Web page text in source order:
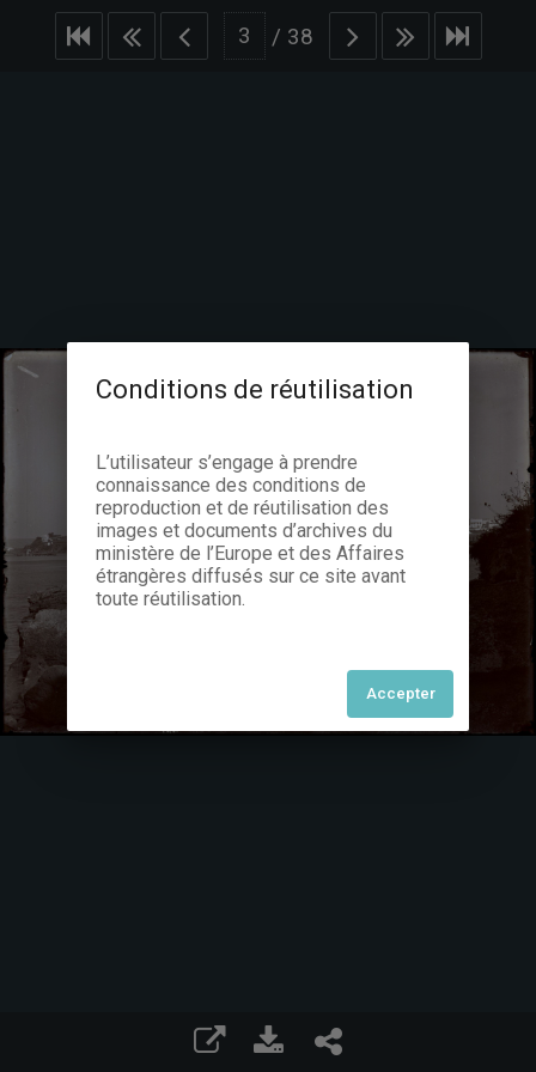
/ 38
Conditions de réutilisation
L’utilisateur s’engage à prendre
connaissance des conditions de
reproduction et de réutilisation des
images et documents d’archives du
ministère de l’Europe et des Affaires
étrangères diffusés sur ce site avant
toute réutilisation.